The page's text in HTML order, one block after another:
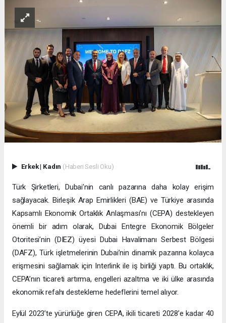
Erkek| Kadın (Haberi Sesli Oku)
Türk Şirketleri, Dubai’nin canlı pazarına daha kolay erişim
sağlayacak. Birleşik Arap Emirlikleri (BAE) ve Türkiye arasında
Kapsamlı Ekonomik Ortaklık Anlaşması’nı (CEPA) destekleyen
önemli bir adım olarak, Dubai Entegre Ekonomik Bölgeler
Otoritesi’nin (DIEZ) üyesi Dubai Havalimanı Serbest Bölgesi
(DAFZ), Türk işletmelerinin Dubai’nin dinamik pazarına kolayca
erişmesini sağlamak için Interlink ile iş birliği yaptı. Bu ortaklık,
CEPA’nın ticareti artırma, engelleri azaltma ve iki ülke arasında
ekonomik refahı destekleme hedeflerini temel alıyor.
Eylül 2023’te yürürlüğe giren CEPA, ikili ticareti 2028’e kadar 40